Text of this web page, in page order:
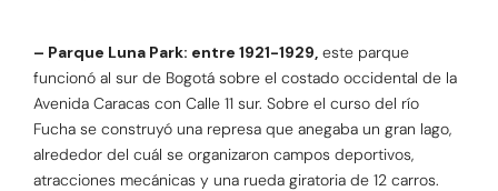
– Parque Luna Park: entre 1921-1929, este parque
funcionó al sur de Bogotá sobre el costado occidental de la
Avenida Caracas con Calle 11 sur. Sobre el curso del río
Fucha se construyó una represa que anegaba un gran lago,
alrededor del cuál se organizaron campos deportivos,
atracciones mecánicas y una rueda giratoria de 12 carros.